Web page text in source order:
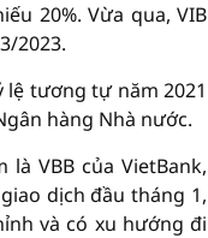
20%. Vừa qua, VIB
2023.
lệ tương tự năm 2021
hàng Nhà nước.
VBB của VietBank,
dịch đầu tháng 1,
và có xu hướng đi